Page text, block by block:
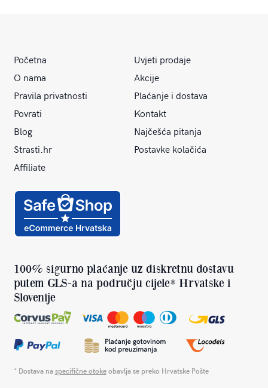
Početna
Uvjeti prodaje
O nama
Akcije
Pravila privatnosti
Plaćanje i dostava
Povrati
Kontakt
Blog
Najčešća pitanja
Strasti.hr
Postavke kolačića
Affiliate
100% sigurno plaćanje uz diskretnu dostavu
putem GLS-a na području cijele* Hrvatske i
Slovenije
* Dostava naspecifične otokeobavlja se preko Hrvatske Pošte